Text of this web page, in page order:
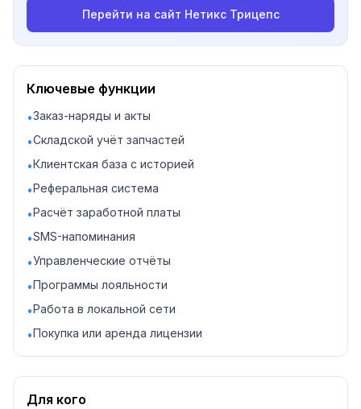
Перейти на сайт Нетикс Трицепс
Ключевые функции
•Заказ-наряды и акты
•Складской учёт запчастей
•Клиентская база с историей
•Реферальная система
•Расчёт заработной платы
•SMS-напоминания
•Управленческие отчёты
•Программы лояльности
•Работа в локальной сети
•Покупка или аренда лицензии
Для кого